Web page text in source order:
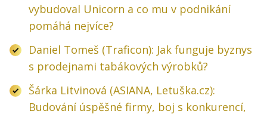
vybudoval Unicorn a co mu v podnikání
pomáhá nejvíce?
Daniel Tomeš (Traficon): Jak funguje byznys
s prodejnami tabákových výrobků?
Šárka Litvinová (ASIANA, Letuška.cz):
Budování úspěšné firmy, boj s konkurencí,